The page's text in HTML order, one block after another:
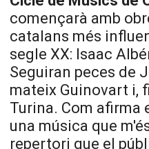
començarà amb
catalans més
segle XX: Isaac
Seguiran peces de
mateix Guinovart i,
Turina. Com afirma
una música que
repertori que el